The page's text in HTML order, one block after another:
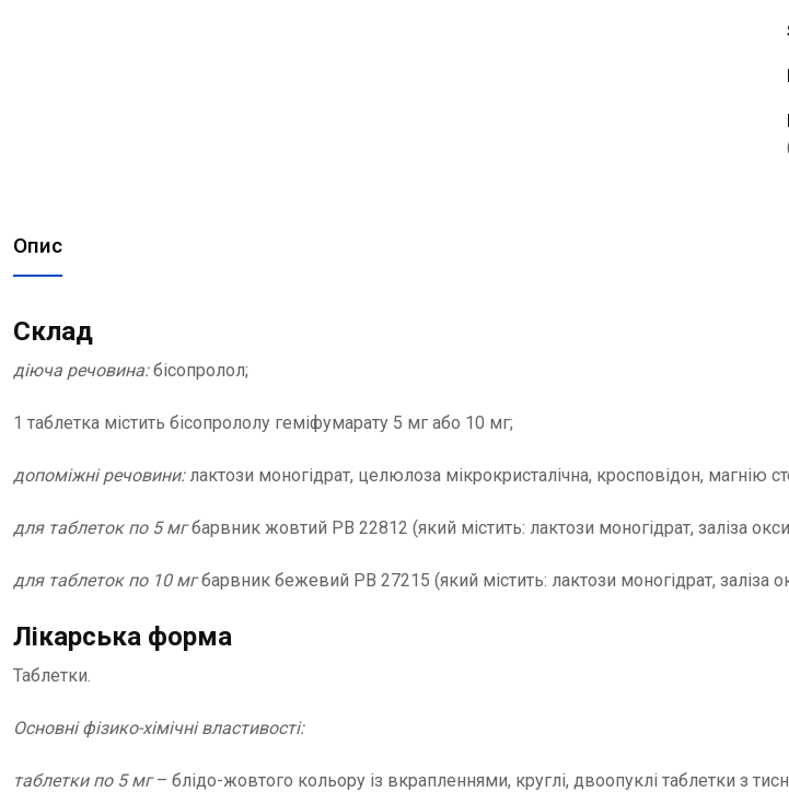
Опис
Склад
діюча речовина:бісопролол;
1 таблетка містить бісопрололу геміфумарату 5 мг або 10 мг;
допоміжні речовини:лактози моногідрат, целюлоза мікрокристалічна, кросповідон, магнію
для таблеток по 5 мгбарвник жовтий РВ 22812 (який містить: лактози моногідрат, заліза
для таблеток по 10 мгбарвник бежевий РВ 27215 (який містить: лактози моногідрат, заліза
Лікарська форма
Таблетки.
Основні фізико-хімічні властивості:
таблетки по 5 мг– блідо-жовтого кольору із вкрапленнями, круглі, двоопуклі таблетки з